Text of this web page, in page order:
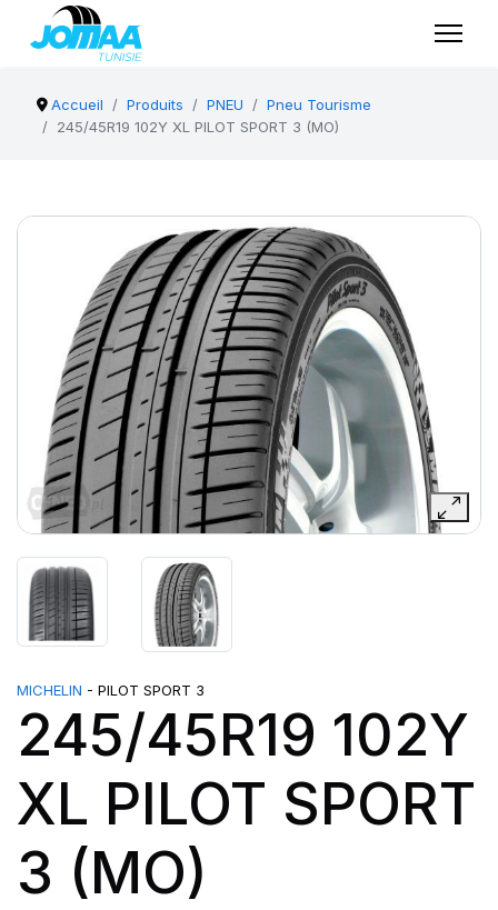
Accueil Produits PNEU
Pneu Tourisme
245/45R19 102Y XL PILOT SPORT 3 (MO)
MICHELIN - PILOT SPORT 3
245/45R19 102Y
XL PILOT SPORT
3 (MO)